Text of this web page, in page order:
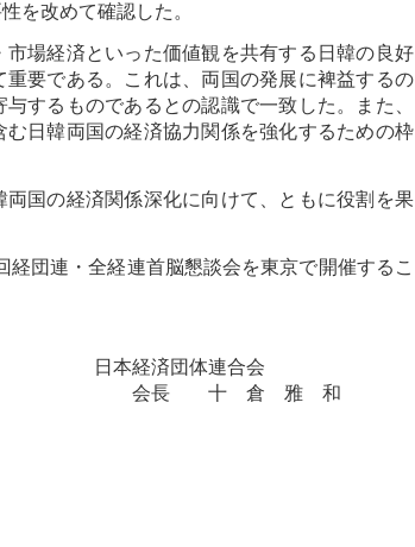
を改めて確認した。
場経済といった価値観を共有する日韓の良好
要である。これは、両国の発展に裨益するの
するものであるとの認識で一致した。また、
日韓両国の経済協力関係を強化するための枠
国の経済関係深化に向けて、ともに役割を果
団連・全経連首脳懇談会を東京で開催するこ
日本経済団体連合会
会長 十倉雅和